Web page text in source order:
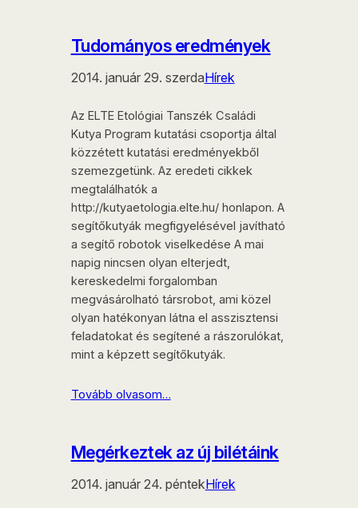
Tudományos eredmények
2014. január 29. szerdaHírek
Az ELTE Etológiai Tanszék Családi
Kutya Program kutatási csoportja által
közzétett kutatási eredményekből
szemezgetünk. Az eredeti cikkek
megtalálhatók a
http://kutyaetologia.elte.hu/ honlapon. A
segítőkutyák megfigyelésével javítható
a segítő robotok viselkedése A mai
napig nincsen olyan elterjedt,
kereskedelmi forgalomban
megvásárolható társrobot, ami közel
olyan hatékonyan látna el asszisztensi
feladatokat és segítené a rászorulókat,
mint a képzett segítőkutyák.
Tovább olvasom…
Megérkeztek az új bilétáink
2014. január 24. péntekHírek